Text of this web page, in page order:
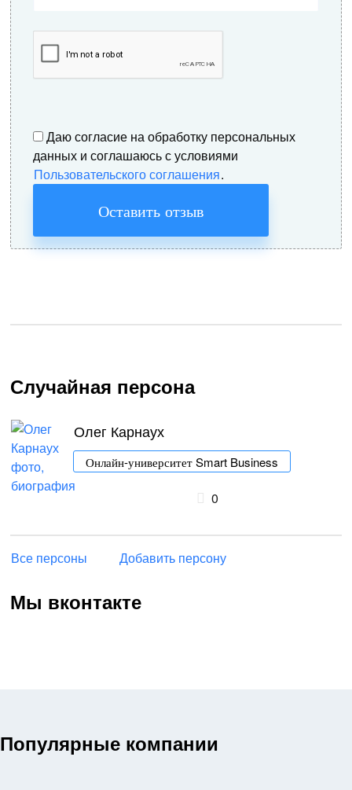
Оставить отзыв
Даю согласие на обработку персональных
данных и соглашаюсь с условиями
Пользовательского соглашения.
Случайная персона
Олег Карнаух
Онлайн-университет Smart Business
0
Все персоны Добавить персону
Мы вконтакте
Популярные компании